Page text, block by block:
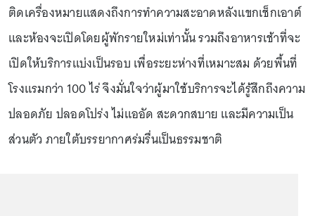
ติดเครื่องหมายแสดงถึงการทำความสะอาดหลังแขกเช็กเอาต์
และห้องจะเปิดโดยผู้พักรายใหม่เท่านั้น รวมถึงอาหารเช้าที่จะ
เปิดให้บริการแบ่งเป็นรอบ เพื่อระยะห่างที่เหมาะสม ด้วยพื้นที่
โรงแรมกว่า 100 ไร่ จึงมั่นใจว่าผู้มาใช้บริการจะได้รู้สึกถึงความ
ปลอดภัย ปลอดโปร่ง ไม่แออัด สะดวกสบาย และมีความเป็น
ส่วนตัว ภายใต้บรรยากาศร่มรื่นเป็นธรรมชาติ